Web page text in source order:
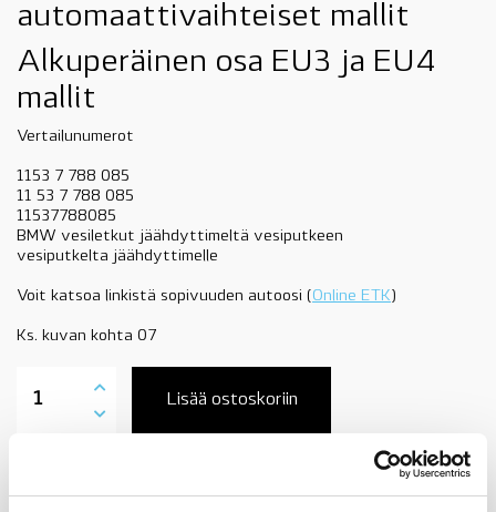
automaattivaihteiset mallit
Alkuperäinen osa EU3 ja EU4
mallit
Vertailunumerot
1153 7 788 085
11 53 7 788 085
11537788085
BMW vesiletkut jäähdyttimeltä vesiputkeen
vesiputkelta jäähdyttimelle
Voit katsoa linkistä sopivuuden autoosi ( Online ETK )
Ks. kuvan kohta 07
BMW
330d,
Lisää ostoskoriin